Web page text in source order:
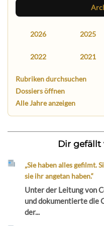
2026 2025
2022 2021
Rubriken durchsuchen
Dossiers öffnen
Alle Jahre anzeigen
Dir gefällt
„Sie haben alles gefilmt.
sie ihr angetan haben.“
Unter der Leitung von
und dokumentierte die
der...